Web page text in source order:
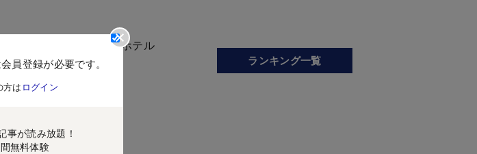
果的に、当グループのホテル
員登録が必要です。
方は ログイン
事が読み放題！
無料体験
ランキング一覧